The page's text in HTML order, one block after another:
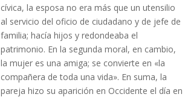
cívica, la esposa no era más que un utensilio
al servicio del oficio de ciudadano y de jefe de
familia; hacía hijos y redondeaba el
patrimonio. En la segunda moral, en cambio,
la mujer es una amiga; se convierte en «la
compañera de toda una vida». En suma, la
pareja hizo su aparición en Occidente el día en